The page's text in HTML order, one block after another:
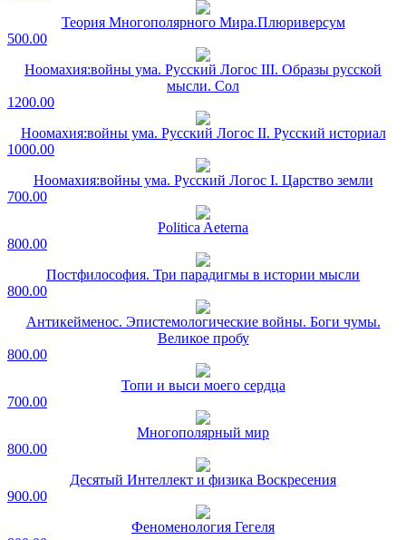
Теория Многополярного Мира.Плюриверсум
500.00
Ноомахия:войны ума. Русский Логос III. Образы русской
мысли. Сол
1200.00
Ноомахия:войны ума. Русский Логос II. Русский историал
1000.00
Ноомахия:войны ума. Русский Логос I. Царство земли
700.00
Politica Aeterna
800.00
Постфилософия. Три парадигмы в истории мысли
800.00
Антикейменос. Эпистемологические войны. Боги чумы.
Великое пробу
800.00
Топи и выси моего сердца
700.00
Многополярный мир
800.00
Десятый Интеллект и физика Воскресения
900.00
Феноменология Гегеля